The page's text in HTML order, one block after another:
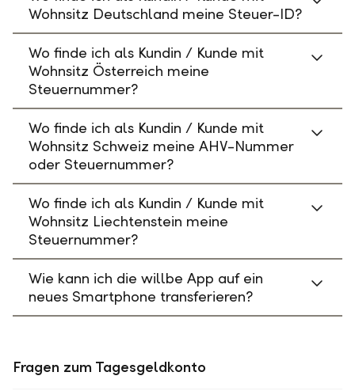
Wohnsitz Deutschland meine Steuer-ID?
Wo finde ich als Kundin / Kunde mit
Wohnsitz Österreich meine
Steuernummer?
Wo finde ich als Kundin / Kunde mit
Wohnsitz Schweiz meine AHV-Nummer
oder Steuernummer?
Wo finde ich als Kundin / Kunde mit
Wohnsitz Liechtenstein meine
Steuernummer?
Wie kann ich die willbe App auf ein
neues Smartphone transferieren?
Fragen zum Tagesgeldkonto